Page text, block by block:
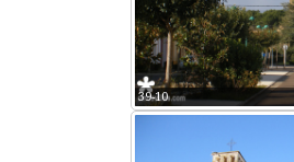
39-10